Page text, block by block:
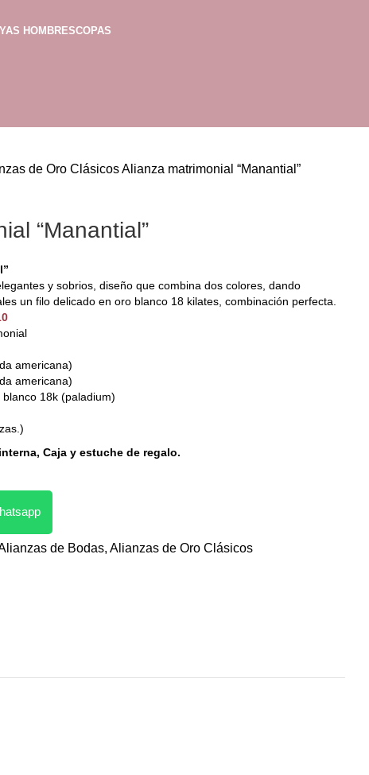
HOMBRESCOPAS
de Oro ClásicosAlianza matrimonial “Manantial”
“Manantial”
y sobrios, diseño que combina dos colores, dando
un filo delicado en oro blanco 18 kilates, combinación perfecta.
americana)
americana)
18k (paladium)
Caja y estuche de regalo.
de Bodas, Alianzas de Oro Clásicos